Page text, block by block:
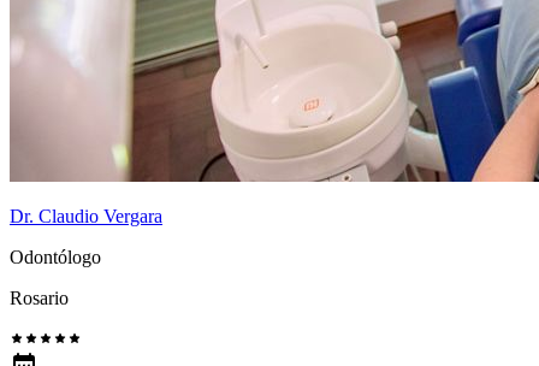
Dr. Claudio Vergara
Odontólogo
Rosario